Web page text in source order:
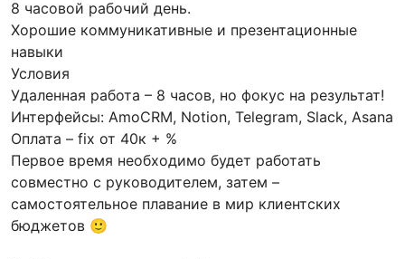
8 часовой рабочий день.
Хорошие коммуникативные и презентационные
навыки
Условия
Удаленная работа – 8 часов, но фокус на результат!
Интерфейсы: AmoCRM, Notion, Telegram, Slack, Asana
Оплата – fix от 40к + %
Первое время необходимо будет работать
совместно с руководителем, затем –
самостоятельное плавание в мир клиентских
бюджетов 🙂